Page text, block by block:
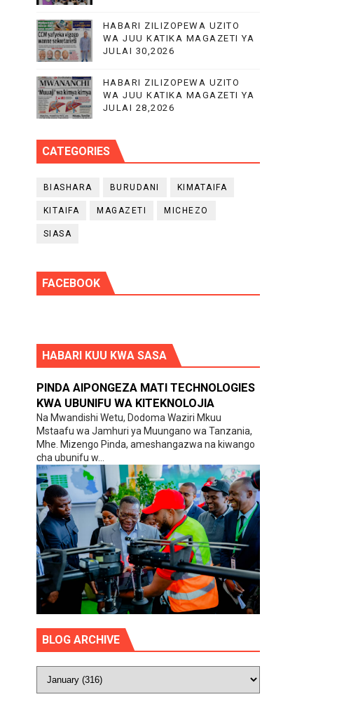
HABARI ZILIZOPEWA UZITO
WA JUU KATIKA MAGAZETI YA
JULAI 30,2026
HABARI ZILIZOPEWA UZITO
WA JUU KATIKA MAGAZETI YA
JULAI 28,2026
CATEGORIES
BIASHARA BURUDANI KIMATAIFA
KITAIFA MAGAZETI MICHEZO
SIASA
FACEBOOK
HABARI KUU KWA SASA
PINDA AIPONGEZA MATI TECHNOLOGIES
KWA UBUNIFU WA KITEKNOLOJIA
Na Mwandishi Wetu, Dodoma Waziri Mkuu
Mstaafu wa Jamhuri ya Muungano wa Tanzania,
Mhe. Mizengo Pinda, ameshangazwa na kiwango
cha ubunifu w...
BLOG ARCHIVE